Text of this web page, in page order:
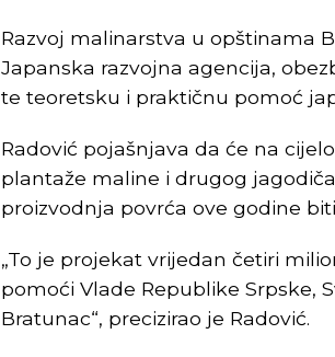
Razvoj malinarstva u opštinama
Japanska razvojna agencija,
te teoretsku i praktičnu pomoć
Radović pojašnjava da će na
plantaže maline i drugog
proizvodnja povrća ove godine
„To je projekat vrijedan četiri
pomoći Vlade Republike Srpske,
Bratunac“, precizirao je Radović.